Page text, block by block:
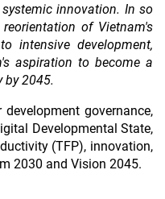
innovation. In so
of Vietnam's
intensive development,
aspiration to become a
by 2045.
governance,
Developmental State,
(TFP), innovation,
2030 and Vision 2045.